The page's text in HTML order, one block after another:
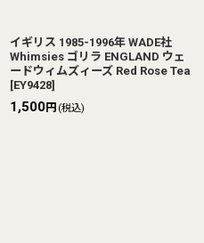
イギリス 1985-1996年 WADE社
Whimsies ゴリラ ENGLAND ウェ
ードウィムズィーズ Red Rose Tea
[EY9428]
1,500円 (税込)